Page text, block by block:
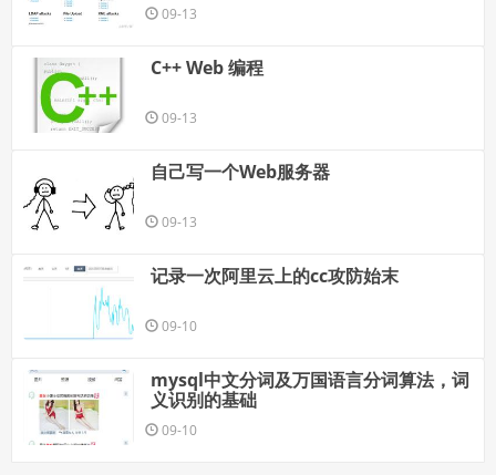
09-13
C++ Web 编程
09-13
自己写一个Web服务器
09-13
记录一次阿里云上的cc攻防始末
09-10
mysql中文分词及万国语言分词算法，词
义识别的基础
09-10